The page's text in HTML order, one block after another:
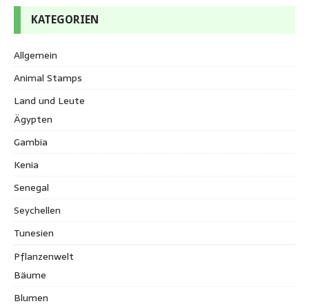
KATEGORIEN
Allgemein
Animal Stamps
Land und Leute
Ägypten
Gambia
Kenia
Senegal
Seychellen
Tunesien
Pflanzenwelt
Bäume
Blumen